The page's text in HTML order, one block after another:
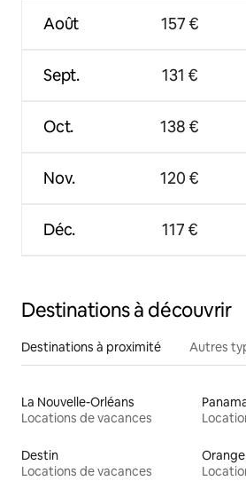
Août
Sept.
Oct.
Nov.
Déc.
157 €
131 €
138 €
120 €
117 €
Destinations à découvrir
Destinations à proximité Autres
La Nouvelle-Orléans
Locations de vacances
Destin
Locations de vacances